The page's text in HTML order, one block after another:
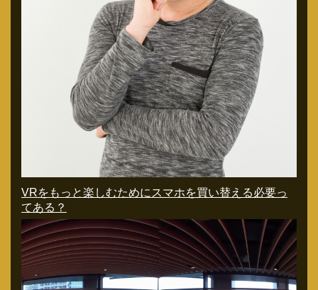
VRをもっと楽しむためにスマホを買い替える必要っ
てある？